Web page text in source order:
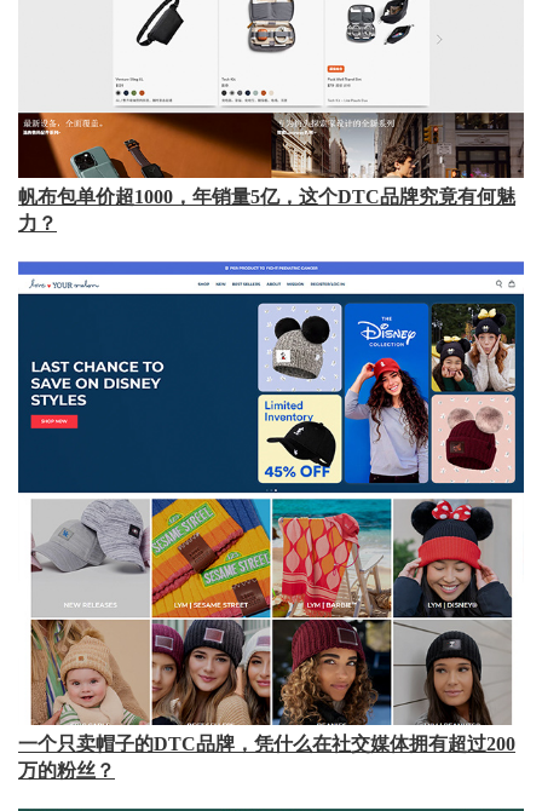
帆布包单价超1000，年销量5亿，这个DTC品牌究竟有何魅
力？
一个只卖帽子的DTC品牌，凭什么在社交媒体拥有超过200
万的粉丝？